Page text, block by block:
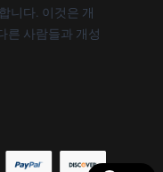
니다. 이것은 개
른 사람들과 개성